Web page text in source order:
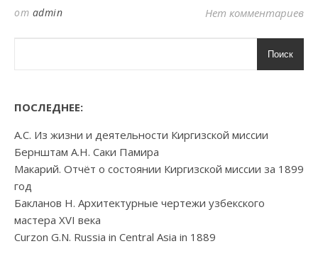
от admin Нет комментариев
Поиск
ПОСЛЕДНЕЕ:
А.С. Из жизни и деятельности Киргизской миссии
Бернштам А.Н. Саки Памира
Макарий. Отчёт о состоянии Киргизской миссии за 1899
год
Бакланов Н. Архитектурные чертежи узбекского
мастера XVI века
Curzon G.N. Russia in Central Asia in 1889